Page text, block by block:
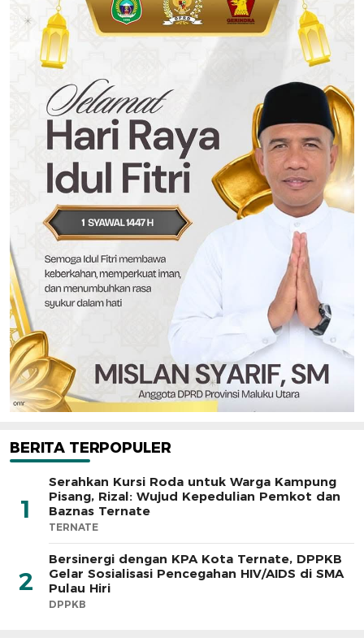
BERITA TERPOPULER
1
Serahkan Kursi Roda untuk Warga Kampung
Pisang, Rizal: Wujud Kepedulian Pemkot dan
Baznas Ternate
TERNATE
2
Bersinergi dengan KPA Kota Ternate, DPPKB
Gelar Sosialisasi Pencegahan HIV/AIDS di SMA
Pulau Hiri
DPPKB